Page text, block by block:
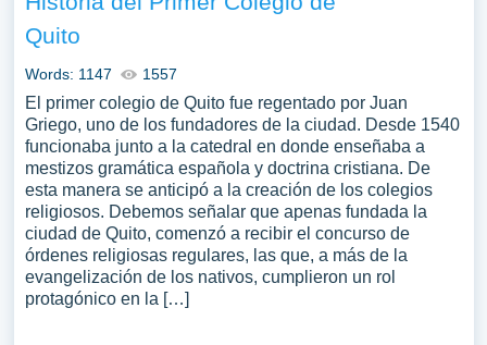
Quito
Words: 1147 1557
El primer colegio de Quito fue regentado por Juan
Griego, uno de los fundadores de la ciudad. Desde 1540
funcionaba junto a la catedral en donde enseñaba a
mestizos gramática española y doctrina cristiana. De
esta manera se anticipó a la creación de los colegios
religiosos. Debemos señalar que apenas fundada la
ciudad de Quito, comenzó a recibir el concurso de
órdenes religiosas regulares, las que, a más de la
evangelización de los nativos, cumplieron un rol
protagónico en la […]